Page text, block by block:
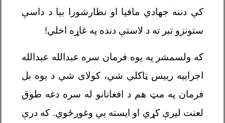
کې دننه جهادي مافیا او نظارشورا بیا د داسې
ستونزو تبر ته د لاستې دنده په غاړه اخلي!
که ولسمشر په یوه فرمان سره عبدالله عبدالله
اجراییه رییس ټاکلي شي، کولای شي د یوه بل
فرمان په مټ هم د افغانانو له سره دغه طوق
لعنت لیرې کړي او ایسته يي وغورځوي. که درې